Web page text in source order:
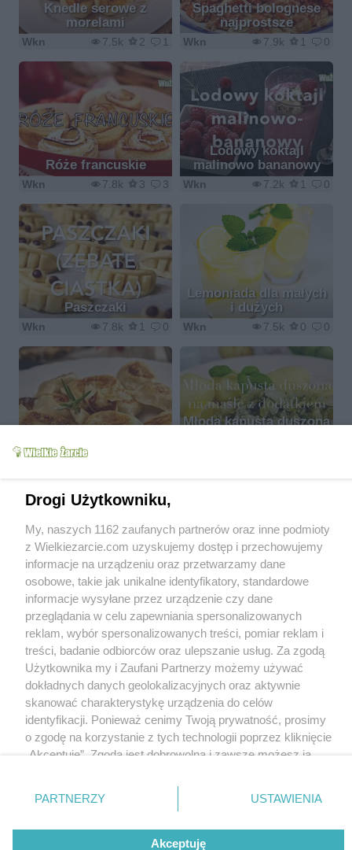
Knedle serowe z
morelami
7.5k 2 1
Wkn
Spaghetti bolognese
najprostsze
7.9k 1 0
Wkn
Róże francuskie
7.8k 3 3
Wkn
Lodowy koktajl
malinowo bananowy
7.2k 1 0
Wkn
Paszczaki
7.8k 1 0
Wkn
Lemoniada dla małych
i dużych
7.5k 0 0
Wkn
duszoną kapustą
Młoda kapusta duszona
Jak zrobić delikatne
placki z jabłkami
11.4k 10 3
Wkn
Jak zrobić ciasto na
naleśniki?
11.4k 5
Wkn
Pierogi z jagodami
10.8k 4 1
Wkn
Wersja mobilna
Drogi Użytkowniku,
My, naszych 1162 zaufanych partnerów oraz inne podmioty
z Wielkiezarcie.com uzyskujemy dostęp i przechowujemy
informacje na urządzeniu oraz przetwarzamy dane
osobowe, takie jak unikalne identyfikatory, standardowe
informacje wysyłane przez urządzenie czy dane
przeglądania w celu zapewniania spersonalizowanych
reklam, wybór spersonalizowanych treści, pomiar reklam i
treści, badanie odbiorców oraz ulepszanie usług. Za zgodą
Użytkownika my i Zaufani Partnerzy możemy używać
dokładnych danych geolokalizacyjnych oraz aktywnie
skanować charakterystykę urządzenia do celów
identyfikacji. Ponieważ cenimy Twoją prywatność, prosimy
o zgodę na korzystanie z tych technologii poprzez kliknięcie
„Akceptuję”. Zgoda jest dobrowolna i zawsze możesz ją
znajdujący się w lewym dolnym rogu strony
. Niektóre
rodzaje przetwarzania danych nie wymagają zgody
użytkownika, ale masz prawo sprzeciwić się takiemu
przetwarzaniu. Preferencje będą miały zastosowania tylko
PARTNERZY USTAWIENIA
Akceptuję